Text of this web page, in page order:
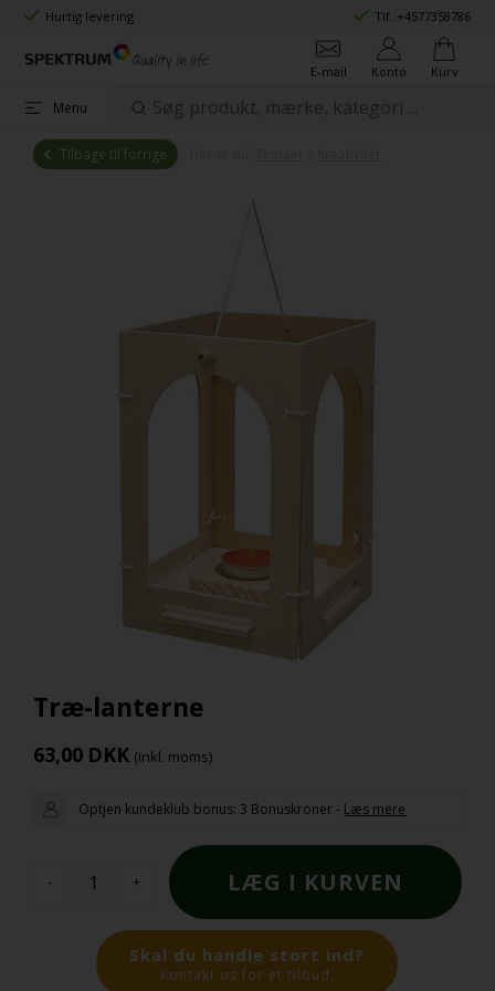
Hurtig levering Tlf.:+4577358786
E-mail Konto Kurv
Menu
Tilbage til forrige
Træ-lanterne
63,00 DKK (inkl. moms)
Optjen kundeklub bonus: 3 Bonuskroner - Læs mere
- +
Skal du handle stort ind?
Kontakt os for et tilbud.